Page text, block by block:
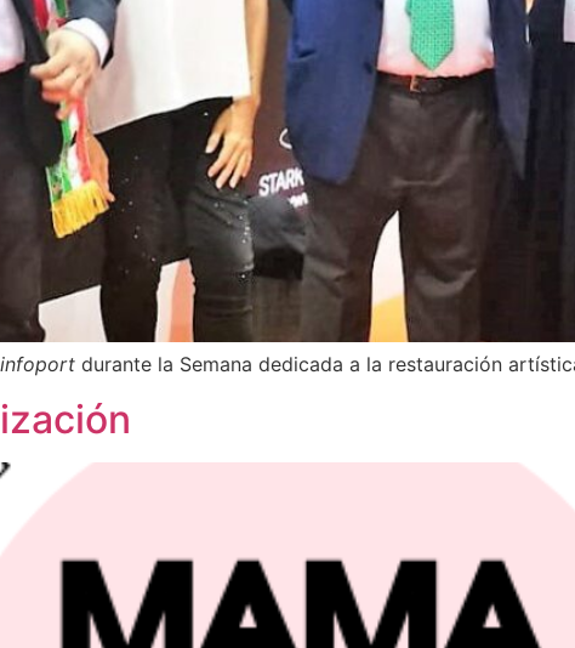
infoport durante la Semana dedicada a la restauración